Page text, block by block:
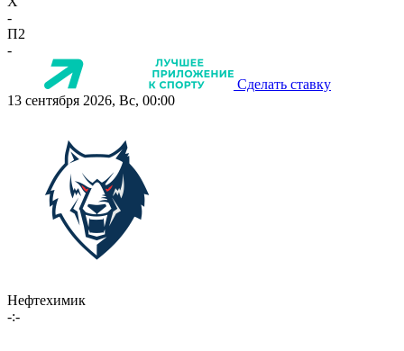
-
П2
-
Сделать ставку
13 сентября 2026, Вс, 00:00
Нефтехимик
-:-